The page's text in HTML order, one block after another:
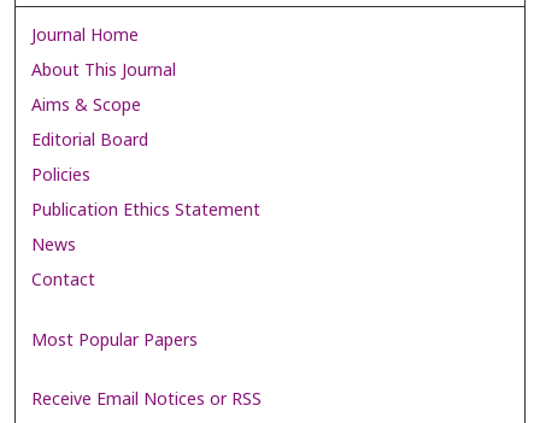
Journal Home
About This Journal
Aims & Scope
Editorial Board
Policies
Publication Ethics Statement
News
Contact
Most Popular Papers
Receive Email Notices or RSS